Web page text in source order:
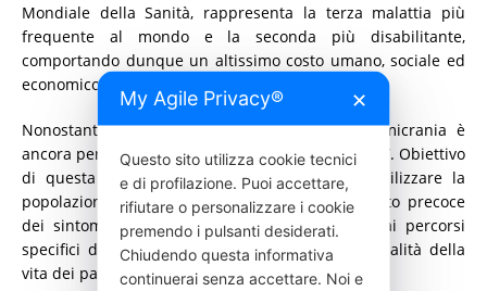
Mondiale della Sanità, rappresenta la terza malattia più
frequente al mondo e la seconda più disabilitante,
comportando dunque un altissimo costo umano, sociale ed
economico.
Nonostante gli evidenti dati epidemiologici, l’emicrania è
ancora percepita da chi ne soffre come “invisibile”. Obiettivo
di questa iniziativa è dunque quello di sensibilizzare la
popolazione sull’importanza di un riconoscimento precoce
dei sintomi, e un accesso dunque tempestivo ai percorsi
specifici di diagnosi e cura per una migliore qualità della
vita dei pazienti.
My Agile Privacy® ✕
Questo sito utilizza cookie tecnici
e di profilazione. Puoi accettare,
rifiutare o personalizzare i cookie
premendo i pulsanti desiderati.
Chiudendo questa informativa
continuerai senza accettare. Noi e